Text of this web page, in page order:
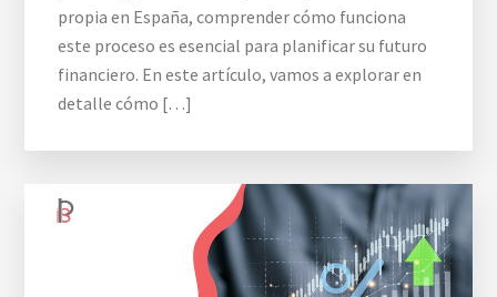
propia en España, comprender cómo funciona
este proceso es esencial para planificar su futuro
financiero. En este artículo, vamos a explorar en
detalle cómo […]